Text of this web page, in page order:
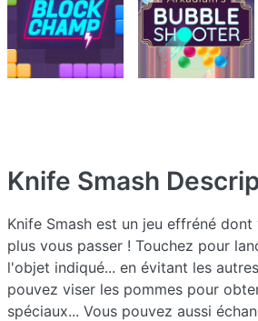
Knife Smash
Knife Smash est un jeu effréné
plus vous passer ! Touchez pour
l'objet indiqué... en évitant les
pouvez viser les pommes pour
spéciaux... Vous pouvez aussi